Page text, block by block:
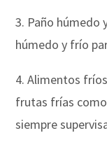
3. Paño húmedo
húmedo y frío
4. Alimentos
frutas frías
siempre